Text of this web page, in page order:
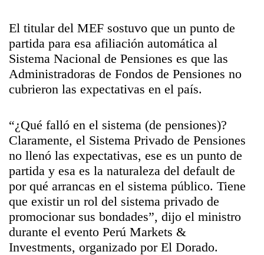
El titular del MEF sostuvo que un punto de
partida para esa afiliación automática al
Sistema Nacional de Pensiones es que las
Administradoras de Fondos de Pensiones no
cubrieron las expectativas en el país.
“¿Qué falló en el sistema (de pensiones)?
Claramente, el Sistema Privado de Pensiones
no llenó las expectativas, ese es un punto de
partida y esa es la naturaleza del default de
por qué arrancas en el sistema público. Tiene
que existir un rol del sistema privado de
promocionar sus bondades”, dijo el ministro
durante el evento Perú Markets &
Investments, organizado por El Dorado.